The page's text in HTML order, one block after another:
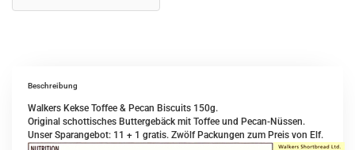
Beschreibung
Walkers Kekse Toffee & Pecan Biscuits 150g.
Original schottisches Buttergebäck mit Toffee und Pecan-Nüssen.
Unser Sparangebot: 11 + 1 gratis. Zwölf Packungen zum Preis von Elf.